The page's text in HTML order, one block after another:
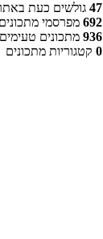
47 גולשים כעת
692 מפרסמי מתכונים
936 מתכונים טעימים
0 קטגוריות מתכונים